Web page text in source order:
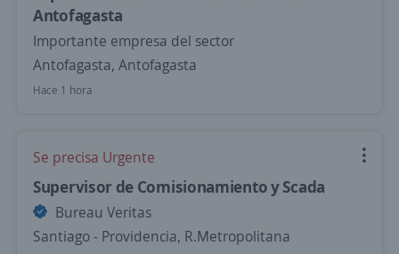
Antofagasta
Importante empresa del sector
Antofagasta, Antofagasta
Hace 1 hora
Se precisa Urgente
Supervisor de Comisionamiento y Scada
Bureau Veritas
Santiago - Providencia, R.Metropolitana